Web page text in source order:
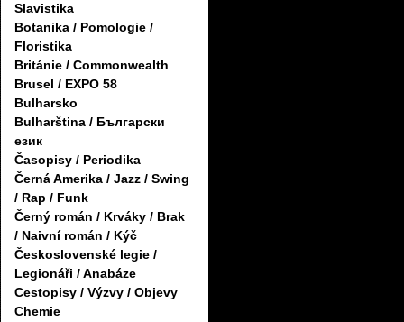
Slavistika
Botanika / Pomologie /
Floristika
Británie / Commonwealth
Brusel / EXPO 58
Bulharsko
Bulharština / Български
език
Časopisy / Periodika
Černá Amerika / Jazz / Swing
/ Rap / Funk
Černý román / Krváky / Brak
/ Naivní román / Kýč
Československé legie /
Legionáři / Anabáze
Cestopisy / Výzvy / Objevy
Chemie